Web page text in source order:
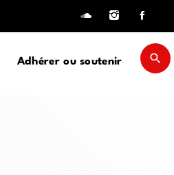
Adhérer ou soutenir search